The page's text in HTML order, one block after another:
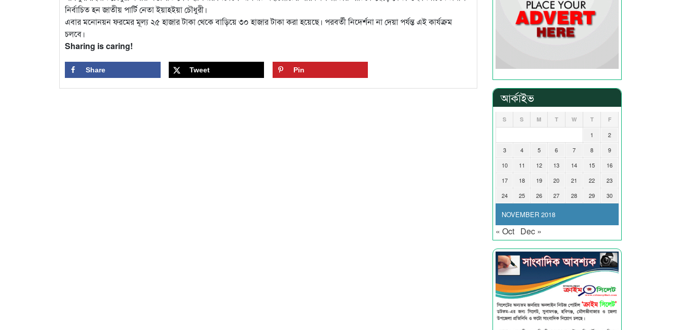
নির্বাচিত হন জাতীয় পার্টি নেতা ইয়াহইয়া চৌধুরী।
এবার মনোনয়ন ফরমের মূল্য ২৫ হাজার টাকা থেকে বাড়িয়ে ৩০ হাজার টাকা করা হয়েছে। পরবর্তী নিদের্শনা না দেয়া পর্যন্ত এই কার্যক্রম
চলবে।
Sharing is caring!
Share Tweet Pin
আর্কাইভ
NOVEMBER 2018
S S M T W T F
1
2
3
4 5 6 7 8
9
10
11 12 13 14 15
16
17
18 19 20 21 22
23
24
25 26 27 28 29 30
« Oct Dec »